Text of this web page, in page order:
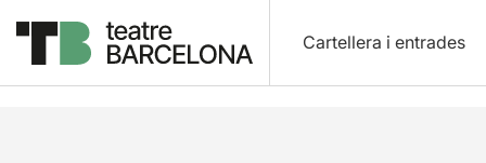
Cartellera i entrades